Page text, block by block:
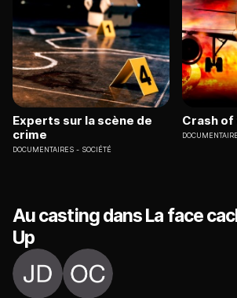
Experts sur la scène de
crime
DOCUMENTAIRES SOCIÉTÉ
Crash
Au casting dans La face
Up